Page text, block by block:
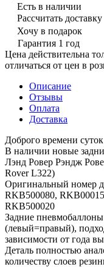
Есть в наличии
Рассчитать доставку
Хочу в подарок
Гарантия 1 год
Цена действительна
отличаться от цен в
Описание
Отзывы
Оплата
Доставка
Доброго времени
В наличии новые
Лэнд Ровер Рэндж
Rover L322)
Оригинальный номер
RKB500080,
RKB500020
Задние
(левый=правый),
зависимости от года
Деталь полностью
количеству слоев